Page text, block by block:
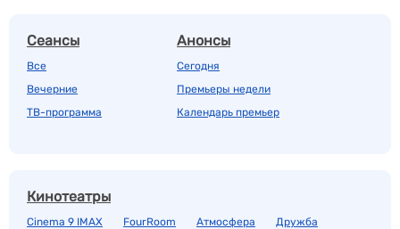
Сеансы
Все
Вечерние
ТВ-программа
Анонсы
Сегодня
Премьеры недели
Календарь премьер
Кинотеатры
Cinema 9 IMAX FourRoom Атмосфера
Дружба